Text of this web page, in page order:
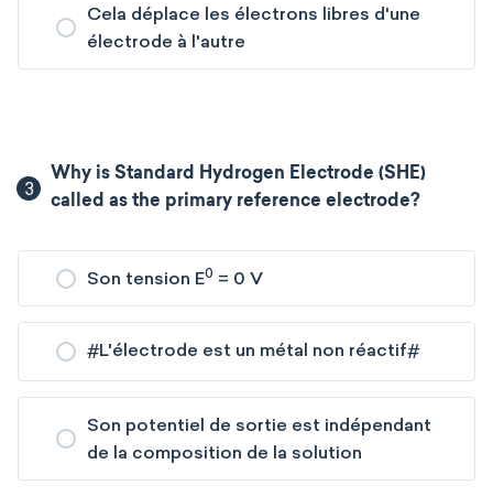
Cela déplace les électrons libres d'une
électrode à l'autre
3
Why is Standard Hydrogen Electrode (SHE)
called as the primary reference electrode?
Son tension E0 = 0 V
#L'électrode est un métal non réactif#
Son potentiel de sortie est indépendant
de la composition de la solution